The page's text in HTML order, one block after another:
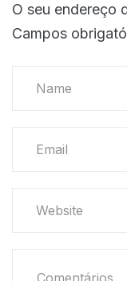
O seu endereço
Campos